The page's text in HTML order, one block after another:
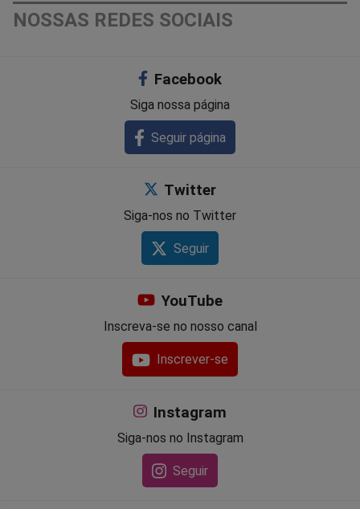
NOSSAS REDES SOCIAIS
Facebook
Siga nossa página
Seguir página
Twitter
Siga-nos no Twitter
Seguir
YouTube
Inscreva-se no nosso canal
Inscrever-se
Instagram
Siga-nos no Instagram
Seguir